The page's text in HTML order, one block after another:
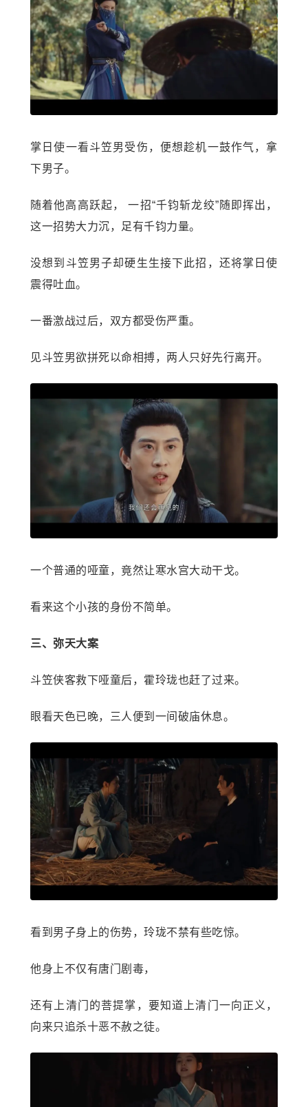
掌日使一看斗笠男受伤，便想趁机一鼓作气，拿
下男子。
随着他高高跃起， 一招“千钧斩龙绞”随即挥出，
这一招势大力沉，足有千钧力量。
没想到斗笠男子却硬生生接下此招，还将掌日使
震得吐血。
一番激战过后，双方都受伤严重。
见斗笠男欲拼死以命相搏，两人只好先行离开。
一个普通的哑童，竟然让寒水宫大动干戈。
看来这个小孩的身份不简单。
三、弥天大案
斗笠侠客救下哑童后，霍玲珑也赶了过来。
眼看天色已晚，三人便到一间破庙休息。
看到男子身上的伤势，玲珑不禁有些吃惊。
他身上不仅有唐门剧毒，
还有上清门的菩提掌，要知道上清门一向正义，
向来只追杀十恶不赦之徒。